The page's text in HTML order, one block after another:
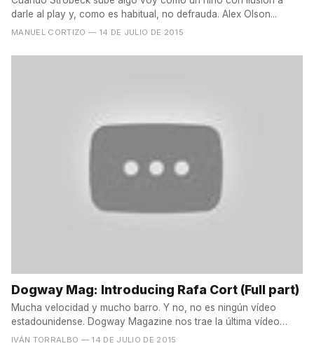
darle al play y, como es habitual, no defrauda. Alex Olson...
MANUEL CORTIZO — 14 DE JULIO DE 2015
Dogway Mag: Introducing Rafa Cort (Full part)
Mucha velocidad y mucho barro. Y no, no es ningún vídeo
estadounidense. Dogway Magazine nos trae la última vídeo
part...
IVÁN TORRALBO — 14 DE JULIO DE 2015